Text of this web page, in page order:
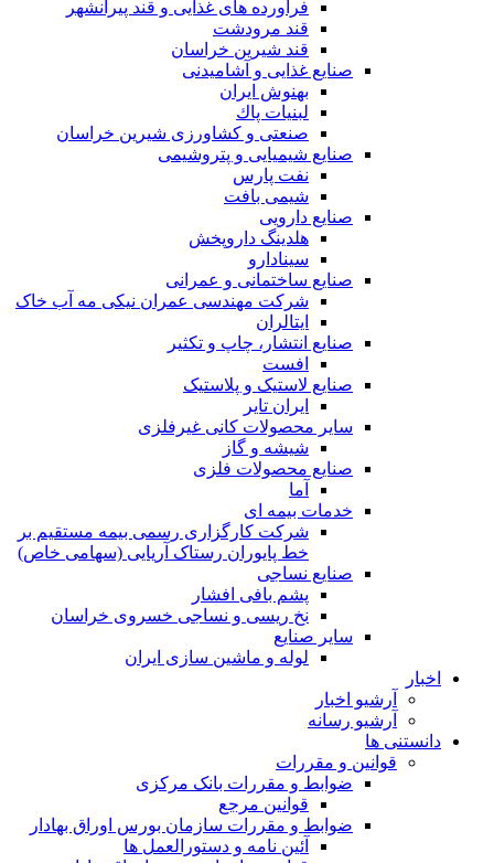
فرآورده های غذایی و قند پیرانشهر
قند مرودشت
قند شیرین خراسان
صنایع غذايی و آشاميدنی
بهنوش ایران
لبنيات پاك
صنعتی و کشاورزی شیرین خراسان
صنایع شیمیایی و پتروشیمی
نفت پارس
شیمی بافت
صنایع دارویی
هلدینگ داروپخش
سینادارو
صنایع ساختمانی و عمرانی
شرکت مهندسی عمران نیکی مه آب خاک
ایتالران
صنایع انتشار، چاپ و تکثير
افست
صنایع لاستیک و پلاستیک
ایران تایر
ساير محصولات كانی غيرفلزی
شیشه و گاز
صنایع محصولات فلزی
آما
خدمات بیمه ای
شرکت کارگزاری رسمی بیمه مستقیم بر
خط پایوران رستاک آریایی (سهامی خاص)
صنایع نساجی
پشم بافی افشار
نخ ریسی و نساجی خسروی خراسان
سایر صنایع
لوله و ماشین سازی ایران
اخبار
آرشیو اخبار
آرشیو رسانه
دانستنی ها
قوانین و مقررات
ضوابط و مقررات بانک مرکزی
قوانين مرجع
ضوابط و مقررات سازمان بورس اوراق بهادار
آئین نامه و دستورالعمل ها